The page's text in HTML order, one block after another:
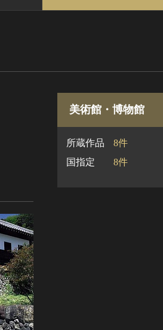
美術館・博物館
所蔵作品
8件
国指定
8件